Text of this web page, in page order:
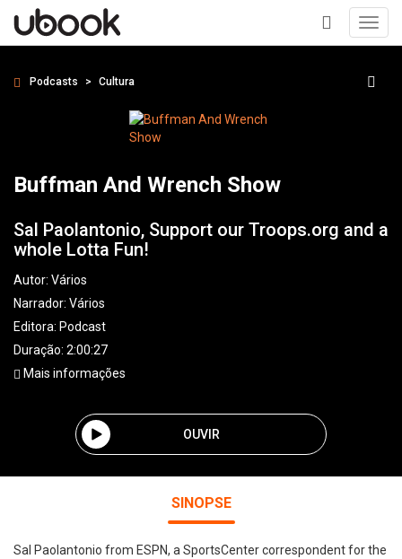
+
Podcasts Cultura
Buffman And Wrench Show
Sal Paolantonio, Support our Troops.org and a
whole Lotta Fun!
Autor: Vários
Narrador: Vários
Editora: Podcast
Duração: 2:00:27
Mais informações
OUVIR
SINOPSE
Sal Paolantonio from ESPN, a SportsCenter correspondent for the